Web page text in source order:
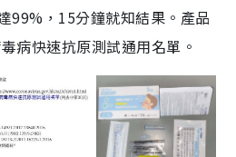
99%，15分鐘就知結果。產品
病快速抗原測試通用名單。